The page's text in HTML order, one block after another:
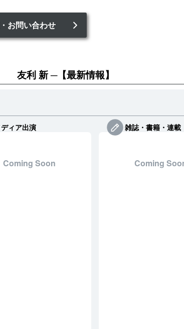
お問い合わせ
友利 新 【最新情報】
ィア出演
Coming Soon
雑誌・書籍・連載
Coming